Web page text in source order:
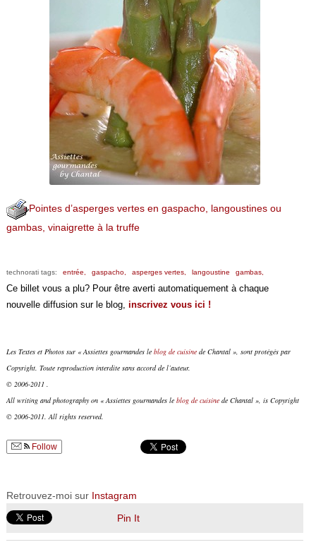
Pointes d’asperges vertes en gaspacho, langoustines ou
gambas, vinaigrette à la truffe
technorati tags: entrée, gaspacho, asperges vertes, langoustine gambas,
Ce billet vous a plu? Pour être averti automatiquement à chaque
nouvelle diffusion sur le blog, inscrivez vous ici !
Les Textes et Photos sur « Assiettes gourmandes le blog de cuisinede Chantal », sont protégés par
Copyright. Toute reproduction interdite sans accord de l’auteur.
© 2006-2011 .
All writing and photography on « Assiettes gourmandes le blog de cuisinede Chantal », is Copyright
© 2006-2011. All rights reserved.
Follow
Retrouvez-moi sur Instagram
Pin It